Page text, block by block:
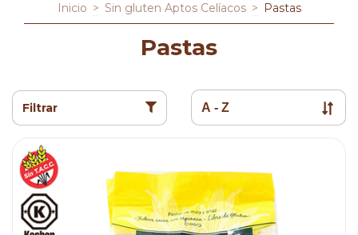
Inicio > Sin gluten Aptos Celíacos > Pastas
Pastas
Filtrar